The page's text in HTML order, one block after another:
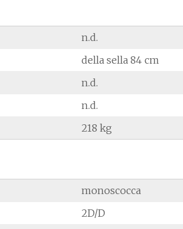
n.d.
della sella 84 cm
n.d.
n.d.
218 kg
monoscocca
2D/D